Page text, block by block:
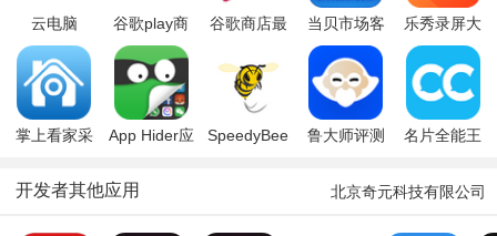
云电脑
LiquidSky
谷歌play商
店安装器
(Google
Play Store)
谷歌商店最
包2026最新
版
当贝市场客
户端tv版
乐秀录屏大
师V
Recorder
掌上看家采
费版
App Hider应
app最新版
SpeedyBee
鲁大师评测
名片全能王
开发者其他应用 北京奇元科技有限公司